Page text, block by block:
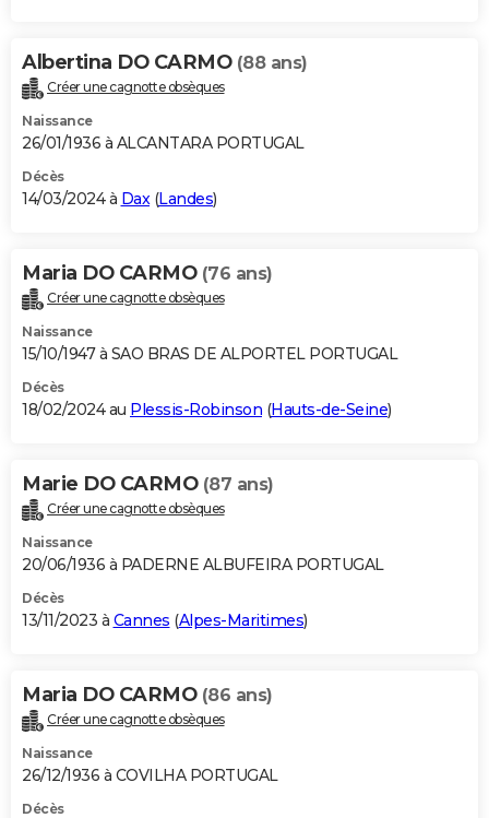
Albertina DO CARMO (88 ans)
Créer une cagnotte obsèques
Naissance
26/01/1936 à ALCANTARA PORTUGAL
Décès
14/03/2024 à Dax(Landes)
Maria DO CARMO (76 ans)
Créer une cagnotte obsèques
Naissance
15/10/1947 à SAO BRAS DE ALPORTEL PORTUGAL
Décès
18/02/2024 au Plessis-Robinson (Hauts-de-Seine)
Marie DO CARMO (87 ans)
Créer une cagnotte obsèques
Naissance
20/06/1936 à PADERNE ALBUFEIRA PORTUGAL
Décès
13/11/2023 à Cannes (Alpes-Maritimes)
Maria DO CARMO (86 ans)
Créer une cagnotte obsèques
Naissance
26/12/1936 à COVILHA PORTUGAL
Décès